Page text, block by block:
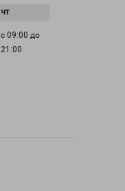
с 09:00 до
21:00